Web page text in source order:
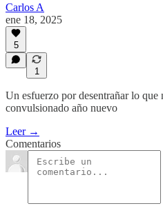
Carlos A
ene 18, 2025
5
1
Un esfuerzo por desentrañar lo que
convulsionado año nuevo
Leer →
Comentarios